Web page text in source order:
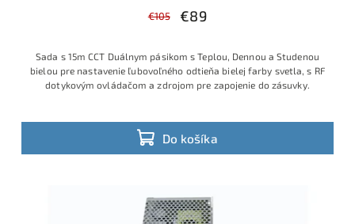
€105 €89
Do košíka
Sada s 15m CCT Duálnym pásikom s Teplou, Dennou a Studenou
bielou pre nastavenie ľubovoľného odtieňa bielej farby svetla, s RF
dotykovým ovládačom a zdrojom pre zapojenie do zásuvky.